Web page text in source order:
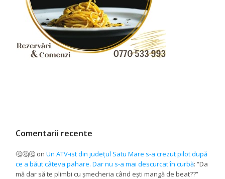
Comentarii recente
🤔🤔🤔 onUn ATV-ist din județul Satu Mare s-a crezut pilot după
ce a băut câteva pahare. Dar nu s-a mai descurcat în curbă: “Da
mă dar să te plimbi cu șmecheria când ești mangă de beat??”